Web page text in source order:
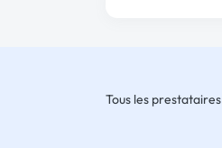
Tous les prestataires